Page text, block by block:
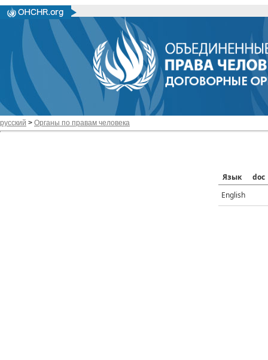
русский > Органы по правам человека
Язык
doc
English